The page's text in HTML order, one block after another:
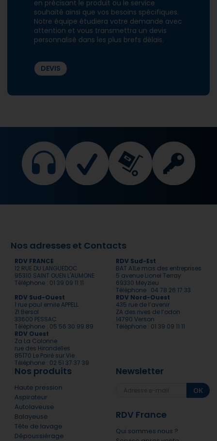
en précisant le produit ou le service
souhaité ainsi que vos besoins spécifiques.
Notre équipe étudiera votre demande avec
attention et vous transmettra un devis
personnalisé dans les plus brefs délais.
DEVIS
Nos adresses et Contacts
RDV FRANCE
12 RUE DU LANGUEDOC
95310 SAINT OUEN L'AUMONE
Téléphone : 01 39 09 11 11
RDV Sud-Est
BAT A1Le mas des entreprises
5 avenue Lionel Terray
69330 Meyzieu
Téléphone : 04 78 26 17 33
RDV Sud-Ouest
1 rue paul emile APPELL
ZI Bersol
33600 PESSAC
Téléphone : 05 56 30 99 89
RDV Nord-Ouest
435 rue de l’avenir
ZA des rives de l’odon
14790 Verson
Téléphone : 01 39 09 11 11
RDV Ouest
Za La Colonne
rue des Hirondelles
85170 Le Poiré sur Vie
Téléphone : 02 51 37 37 39
Nos produits
Haute pression
Aspirateur
Autolaveuse
Balayeuse
Tête de lavage
Dépoussiérage
Newsletter
OK
RDV France
Qui sommes nous ?